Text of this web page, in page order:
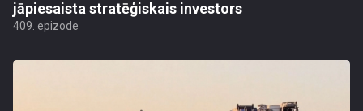
jāpiesaista stratēģiskais investors
409. epizode